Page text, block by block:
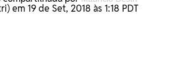
em 19 de Set, 2018 às 1:18 PDT